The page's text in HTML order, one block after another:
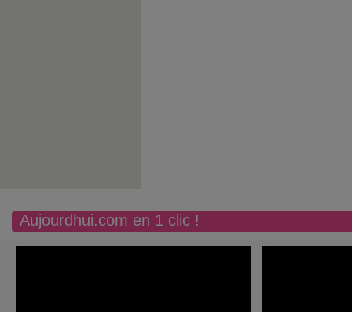
Aujourdhui.com en 1 clic !